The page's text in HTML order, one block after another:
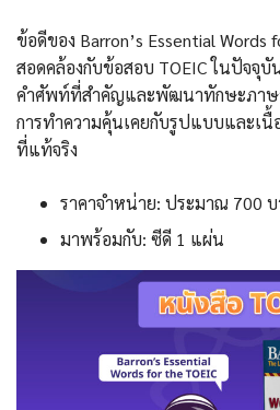
ข้อดีของ Barron’s Essential
สอดคล้องกับข้อสอบ TOEIC ในปัจจุ
คำศัพท์ที่สำคัญและพัฒนาทักษะภาษ
การทำความคุ้นเคยกับรูปแบบและเนื้
ที่แท้จริง
ราคาจำหน่าย: ประมาณ 700
มาพร้อมกับ: ซีดี 1 แผ่น